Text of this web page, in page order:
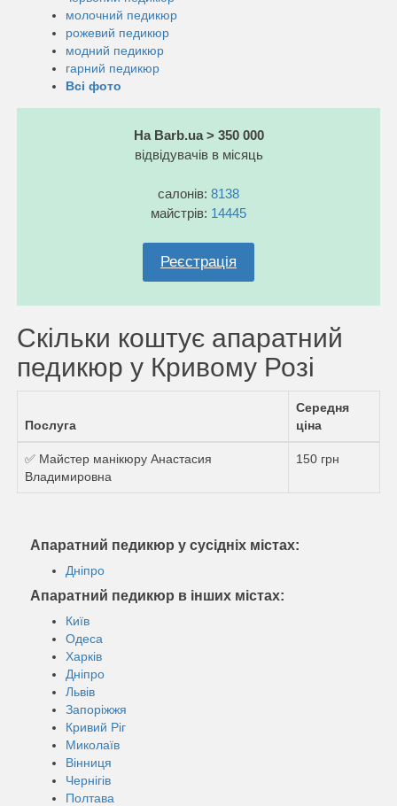
молочний педикюр
рожевий педикюр
модний педикюр
гарний педикюр
Всі фото
На Barb.ua > 350 000
відвідувачів в місяць
салонів: 8138
майстрів: 14445
Реєстрація
Скільки коштує апаратний
педикюр у Кривому Розі
Послуга
Середня
ціна
✅ Майстер манікюру Анастасия
Владимировна
150 грн
Апаратний педикюр у сусідніх містах:
Дніпро
Апаратний педикюр в інших містах:
Київ
Одеса
Харків
Дніпро
Львів
Запоріжжя
Кривий Ріг
Миколаїв
Вінниця
Чернігів
Полтава